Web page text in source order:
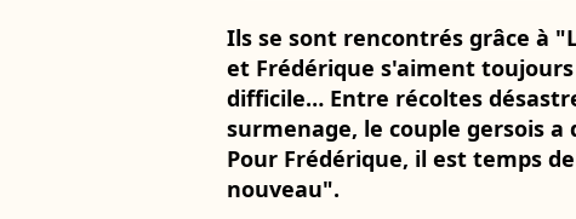
Ils se sont rencontrés grâce à
et Frédérique s'aiment
difficile… Entre récoltes
surmenage, le couple gersois
Pour Frédérique, il est temps
nouveau".